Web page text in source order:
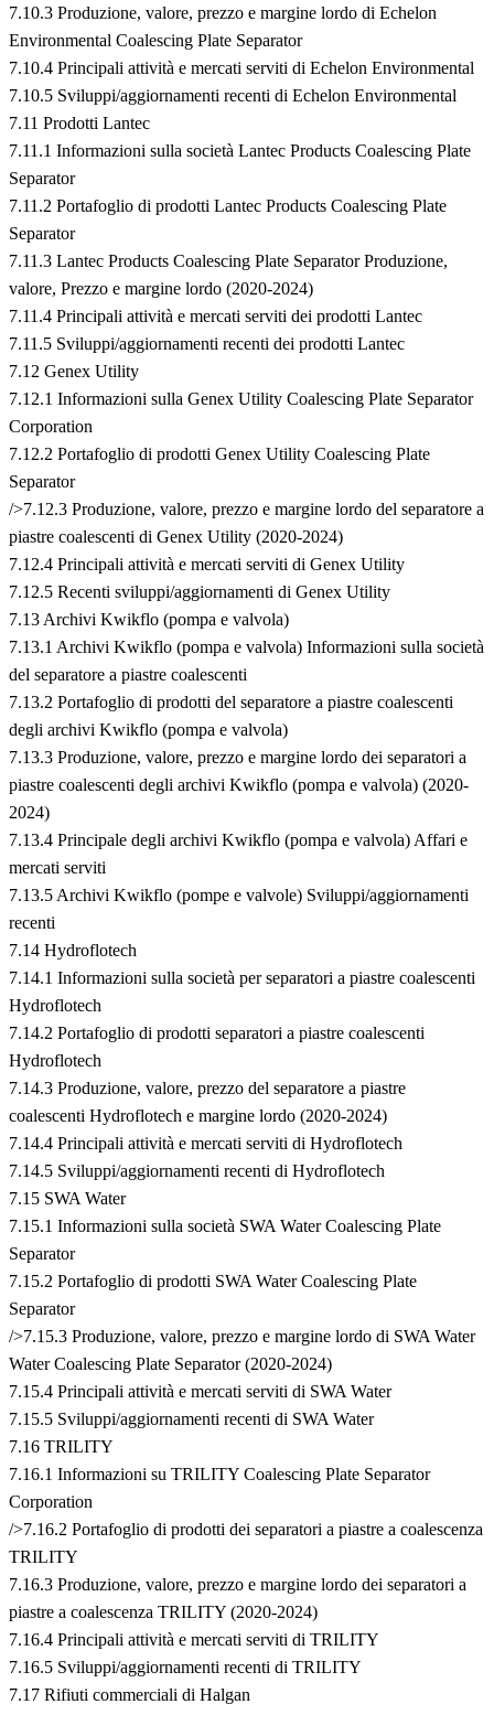
7.10.3 Produzione, valore, prezzo e margine lordo di Echelon
Environmental Coalescing Plate Separator
7.10.4 Principali attività e mercati serviti di Echelon Environmental
7.10.5 Sviluppi/aggiornamenti recenti di Echelon Environmental
7.11 Prodotti Lantec
7.11.1 Informazioni sulla società Lantec Products Coalescing Plate
Separator
7.11.2 Portafoglio di prodotti Lantec Products Coalescing Plate
Separator
7.11.3 Lantec Products Coalescing Plate Separator Produzione,
valore, Prezzo e margine lordo (2020-2024)
7.11.4 Principali attività e mercati serviti dei prodotti Lantec
7.11.5 Sviluppi/aggiornamenti recenti dei prodotti Lantec
7.12 Genex Utility
7.12.1 Informazioni sulla Genex Utility Coalescing Plate Separator
Corporation
7.12.2 Portafoglio di prodotti Genex Utility Coalescing Plate
Separator
/>7.12.3 Produzione, valore, prezzo e margine lordo del separatore a
piastre coalescenti di Genex Utility (2020-2024)
7.12.4 Principali attività e mercati serviti di Genex Utility
7.12.5 Recenti sviluppi/aggiornamenti di Genex Utility
7.13 Archivi Kwikflo (pompa e valvola)
7.13.1 Archivi Kwikflo (pompa e valvola) Informazioni sulla società
del separatore a piastre coalescenti
7.13.2 Portafoglio di prodotti del separatore a piastre coalescenti
degli archivi Kwikflo (pompa e valvola)
7.13.3 Produzione, valore, prezzo e margine lordo dei separatori a
piastre coalescenti degli archivi Kwikflo (pompa e valvola) (2020-
2024)
7.13.4 Principale degli archivi Kwikflo (pompa e valvola) Affari e
mercati serviti
7.13.5 Archivi Kwikflo (pompe e valvole) Sviluppi/aggiornamenti
recenti
7.14 Hydroflotech
7.14.1 Informazioni sulla società per separatori a piastre coalescenti
Hydroflotech
7.14.2 Portafoglio di prodotti separatori a piastre coalescenti
Hydroflotech
7.14.3 Produzione, valore, prezzo del separatore a piastre
coalescenti Hydroflotech e margine lordo (2020-2024)
7.14.4 Principali attività e mercati serviti di Hydroflotech
7.14.5 Sviluppi/aggiornamenti recenti di Hydroflotech
7.15 SWA Water
7.15.1 Informazioni sulla società SWA Water Coalescing Plate
Separator
7.15.2 Portafoglio di prodotti SWA Water Coalescing Plate
Separator
/>7.15.3 Produzione, valore, prezzo e margine lordo di SWA Water
Water Coalescing Plate Separator (2020-2024)
7.15.4 Principali attività e mercati serviti di SWA Water
7.15.5 Sviluppi/aggiornamenti recenti di SWA Water
7.16 TRILITY
7.16.1 Informazioni su TRILITY Coalescing Plate Separator
Corporation
/>7.16.2 Portafoglio di prodotti dei separatori a piastre a coalescenza
TRILITY
7.16.3 Produzione, valore, prezzo e margine lordo dei separatori a
piastre a coalescenza TRILITY (2020-2024)
7.16.4 Principali attività e mercati serviti di TRILITY
7.16.5 Sviluppi/aggiornamenti recenti di TRILITY
7.17 Rifiuti commerciali di Halgan